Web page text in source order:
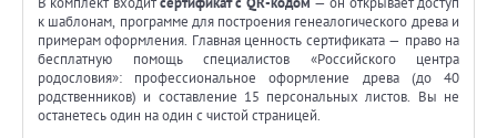
к шаблонам, программе для построения генеалогического древа и
примерам оформления. Главная ценность сертификата — право на
бесплатную помощь специалистов «Российского центра
родословия»: профессиональное оформление древа (до 40
родственников) и составление 15 персональных листов. Вы не
останетесь один на один с чистой страницей.